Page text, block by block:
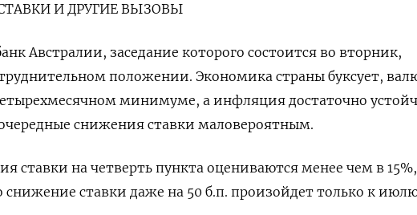
И ДРУГИЕ ВЫЗОВЫ
Австралии, заседание которого состоится во вторник,
положении. Экономика страны буксует,
минимуме, а инфляция достаточно
снижения ставки маловероятным.
ставки на четверть пункта оцениваются менее чем в
снижение ставки даже на 50 б.п. произойдет только к